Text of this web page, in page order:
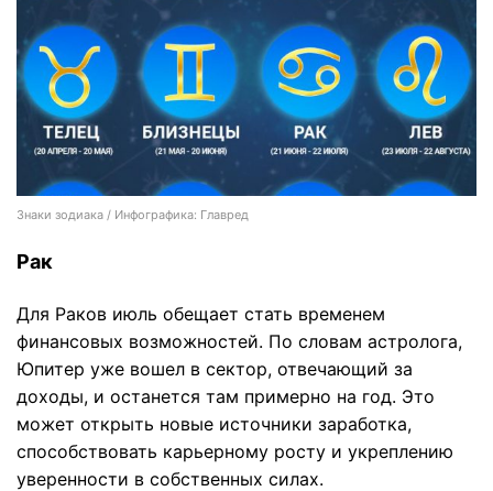
Знаки зодиака / Инфографика: Главред
Рак
Для Раков июль обещает стать временем
финансовых возможностей. По словам астролога,
Юпитер уже вошел в сектор, отвечающий за
доходы, и останется там примерно на год. Это
может открыть новые источники заработка,
способствовать карьерному росту и укреплению
уверенности в собственных силах.